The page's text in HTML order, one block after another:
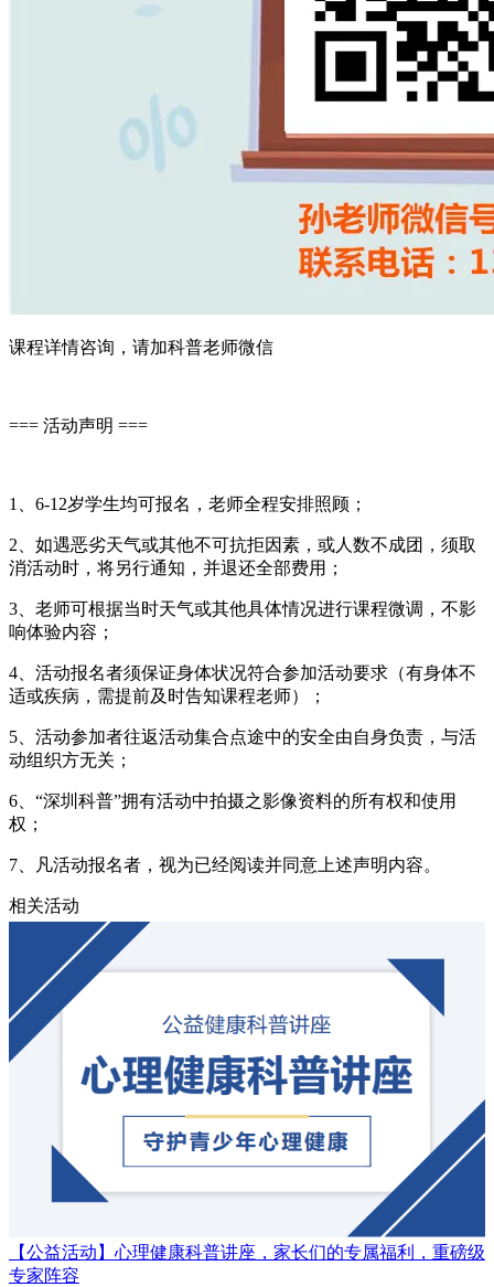
课程详情咨询，请加科普老师微信
=== 活动声明 ===
1、6-12岁学生均可报名，老师全程安排照顾；
2、如遇恶劣天气或其他不可抗拒因素，或人数不成团，须取
消活动时，将另行通知，并退还全部费用；
3、老师可根据当时天气或其他具体情况进行课程微调，不影
响体验内容；
4、活动报名者须保证身体状况符合参加活动要求（有身体不
适或疾病，需提前及时告知课程老师）；
5、活动参加者往返活动集合点途中的安全由自身负责，与活
动组织方无关；
6、“深圳科普”拥有活动中拍摄之影像资料的所有权和使用
权；
7、凡活动报名者，视为已经阅读并同意上述声明内容。
相关活动
【公益活动】心理健康科普讲座，家长们的专属福利，重磅级
专家阵容